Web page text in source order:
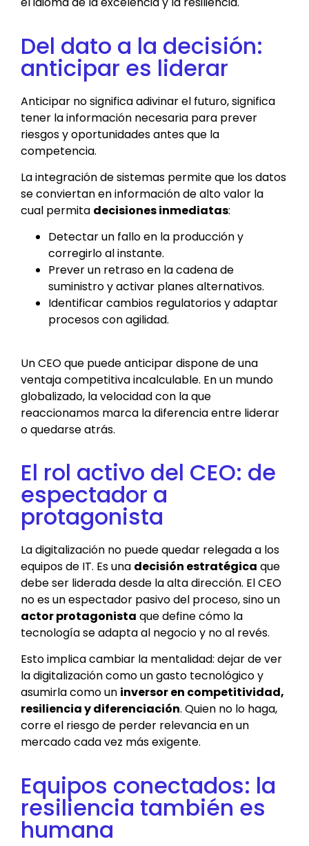
Del dato a la decisión:
anticipar es liderar
Anticipar no significa adivinar el futuro, significa
tener la información necesaria para prever
riesgos y oportunidades antes que la
competencia.
La integración de sistemas permite que los datos
se conviertan en información de alto valor la
cual permita decisiones inmediatas:
Detectar un fallo en la producción y
corregirlo al instante.
Prever un retraso en la cadena de
suministro y activar planes alternativos.
Identificar cambios regulatorios y adaptar
procesos con agilidad.
Un CEO que puede anticipar dispone de una
ventaja competitiva incalculable. En un mundo
globalizado, la velocidad con la que
reaccionamos marca la diferencia entre liderar
o quedarse atrás.
El rol activo del CEO: de
espectador a
protagonista
La digitalización no puede quedar relegada a los
equipos de IT. Es una decisión estratégica que
debe ser liderada desde la alta dirección. El CEO
no es un espectador pasivo del proceso, sino un
actor protagonista que define cómo la
tecnología se adapta al negocio y no al revés.
Esto implica cambiar la mentalidad: dejar de ver
la digitalización como un gasto tecnológico y
asumirla como un inversor en competitividad,
resiliencia y diferenciación. Quien no lo haga,
corre el riesgo de perder relevancia en un
mercado cada vez más exigente.
Equipos conectados: la
resiliencia también es
humana